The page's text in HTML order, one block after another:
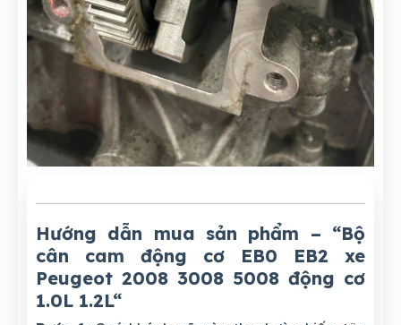
Hướng dẫn mua sản phẩm – “Bộ
cân cam động cơ EB0 EB2 xe
Peugeot 2008 3008 5008 động cơ
1.0L 1.2L“